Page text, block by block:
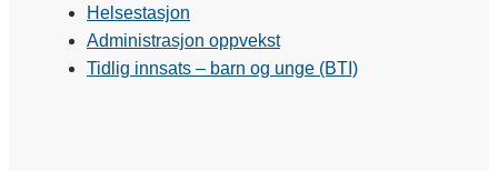
Helsestasjon
Administrasjon oppvekst
Tidlig innsats – barn og unge (BTI)